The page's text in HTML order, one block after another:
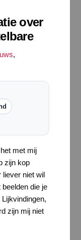
over
,
met mij
zijn kop
liever niet wil
die je
zijn mij niet